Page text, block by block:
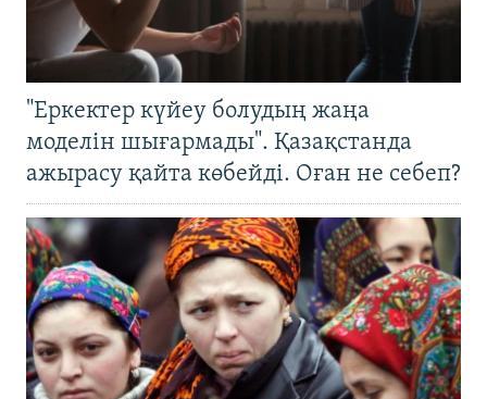
"Еркектер күйеу болудың жаңа
моделін шығармады". Қазақстанда
ажырасу қайта көбейді. Оған не себеп?